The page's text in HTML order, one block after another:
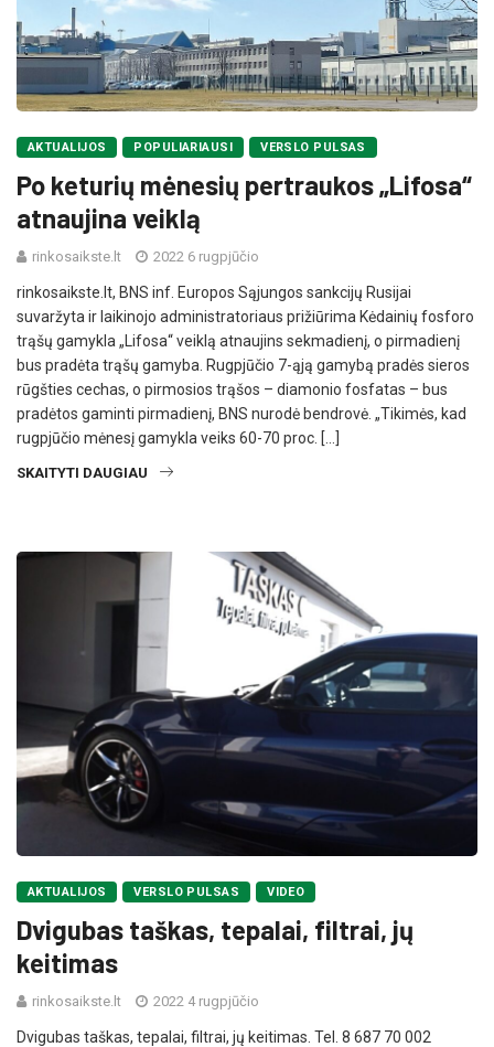
AKTUALIJOS POPULIARIAUSI VERSLO PULSAS
Po keturių mėnesių pertraukos „Lifosa“
atnaujina veiklą
rinkosaikste.lt 2022 6 rugpjūčio
rinkosaikste.lt, BNS inf. Europos Sąjungos sankcijų Rusijai
suvaržyta ir laikinojo administratoriaus prižiūrima Kėdainių fosforo
trąšų gamykla „Lifosa“ veiklą atnaujins sekmadienį, o pirmadienį
bus pradėta trąšų gamyba. Rugpjūčio 7-ąją gamybą pradės sieros
rūgšties cechas, o pirmosios trąšos – diamonio fosfatas – bus
pradėtos gaminti pirmadienį, BNS nurodė bendrovė. „Tikimės, kad
rugpjūčio mėnesį gamykla veiks 60-70 proc. […]
SKAITYTI DAUGIAU
AKTUALIJOS VERSLO PULSAS VIDEO
Dvigubas taškas, tepalai, filtrai, jų
keitimas
rinkosaikste.lt 2022 4 rugpjūčio
Dvigubas taškas, tepalai, filtrai, jų keitimas. Tel. 8 687 70 002